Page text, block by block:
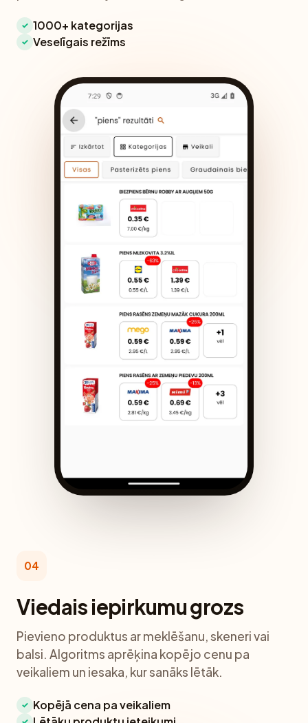
✓ 1000+ kategorijas
✓ Veselīgais režīms
04
Viedais iepirkumu grozs
Pievieno produktus ar meklēšanu, skeneri vai
balsi. Algoritms aprēķina kopējo cenu pa
veikaliem un iesaka, kur sanāks lētāk.
✓ Kopējā cena pa veikaliem